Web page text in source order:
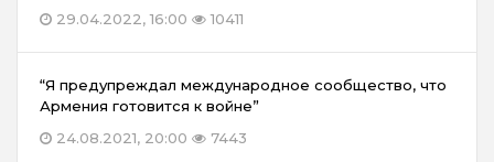
29.04.2022, 16:00
10411
“Я предупреждал международное сообщество, что
Армения готовится к войне”
24.08.2021, 20:00
7443